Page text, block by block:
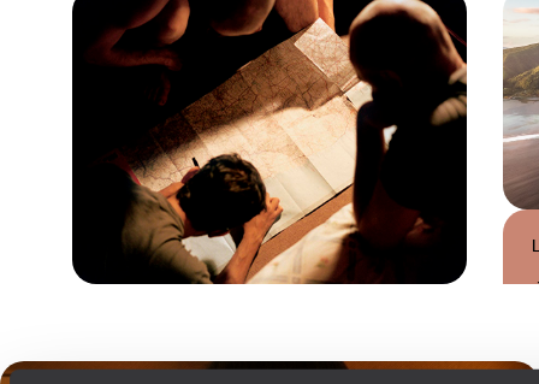
Quand partir en